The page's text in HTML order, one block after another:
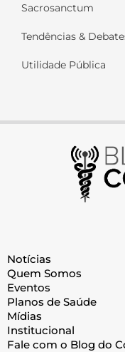
Sacrosanctum
Tendências &
Utilidade Pública
Notícias
Quem Somos
Eventos
Planos de Saúde
Mídias
Institucional
Fale com o Blog do